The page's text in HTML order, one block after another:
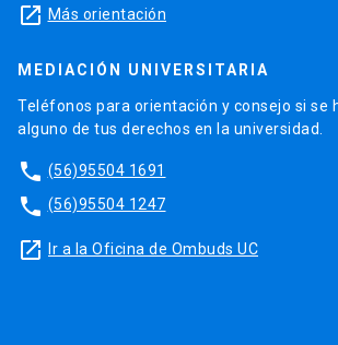
launch Más orientación
MEDIACIÓN UNIVERSITARIA
Teléfonos para orientación y consejo si se
alguno de tus derechos en la universidad.
phone (56)95504 1691
phone (56)95504 1247
launch Ir a la Oficina de Ombuds UC